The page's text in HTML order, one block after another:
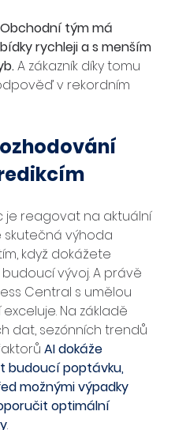
Obchodní tým má
rychleji a s menším
A zákazník díky tomu
v rekordním
je reagovat na aktuální
skutečná výhoda
když dokážete
vývoj. A právě
Central s umělou
Na základě
dat, sezónních trendů
AI dokáže
budoucí poptávku,
možnými výpadky
optimální
.